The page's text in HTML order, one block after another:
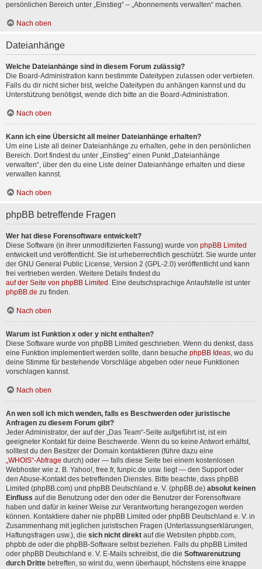
persönlichen Bereich unter „Einstieg“ – „Abonnements verwalten“ machen.
Nach oben
Dateianhänge
Welche Dateianhänge sind in diesem Forum zulässig?
Die Board-Administration kann bestimmte Dateitypen zulassen oder verbieten.
Falls du dir nicht sicher bist, welche Dateitypen du anhängen kannst und du
Unterstützung benötigst, wende dich bitte an die Board-Administration.
Nach oben
Kann ich eine Übersicht all meiner Dateianhänge erhalten?
Um eine Liste all deiner Dateianhänge zu erhalten, gehe in den persönlichen
Bereich. Dort findest du unter „Einstieg“ einen Punkt „Dateianhänge
verwalten“, über den du eine Liste deiner Dateianhänge erhalten und diese
verwalten kannst.
Nach oben
phpBB betreffende Fragen
Wer hat diese Forensoftware entwickelt?
Diese Software (in ihrer unmodifizierten Fassung) wurde von phpBB Limited
entwickelt und veröffentlicht. Sie ist urheberrechtlich geschützt. Sie wurde unter
der GNU General Public License, Version 2 (GPL-2.0) veröffentlicht und kann
frei vertrieben werden. Weitere Details findest du
auf der Seite von phpBB Limited . Eine deutschsprachige Anlaufstelle ist unter
phpBB.de zu finden.
Nach oben
Warum ist Funktion x oder y nicht enthalten?
Diese Software wurde von phpBB Limited geschrieben. Wenn du denkst, dass
eine Funktion implementiert werden sollte, dann besuche phpBB Ideas, wo du
deine Stimme für bestehende Vorschläge abgeben oder neue Funktionen
vorschlagen kannst.
Nach oben
An wen soll ich mich wenden, falls es Beschwerden oder juristische
Anfragen zu diesem Forum gibt?
Jeder Administrator, der auf der „Das Team“-Seite aufgeführt ist, ist ein
geeigneter Kontakt für deine Beschwerde. Wenn du so keine Antwort erhältst,
solltest du den Besitzer der Domain kontaktieren (führe dazu eine
„WHOIS“-Abfrage durch) oder — falls diese Seite bei einem kostenlosen
Webhoster wie z. B. Yahoo!, free.fr, funpic.de usw. liegt — den Support oder
den Abuse-Kontakt des betreffenden Dienstes. Bitte beachte, dass phpBB
Limited (phpBB.com) und phpBB Deutschland e. V. (phpBB.de) absolut keinen
Einfluss auf die Benutzung oder den oder die Benutzer der Forensoftware
haben und dafür in keiner Weise zur Verantwortung herangezogen werden
können. Kontaktiere daher nie phpBB Limited oder phpBB Deutschland e. V. in
Zusammenhang mit jeglichen juristischen Fragen (Unterlassungserklärungen,
Haftungsfragen usw.), die sich nicht direkt auf die Websiten phpbb.com,
phpbb.de oder die phpBB-Software selbst beziehen. Falls du phpBB Limited
oder phpBB Deutschland e. V. E-Mails schreibst, die die Softwarenutzung
durch Dritte betreffen, so wirst du, wenn überhaupt, höchstens eine knappe